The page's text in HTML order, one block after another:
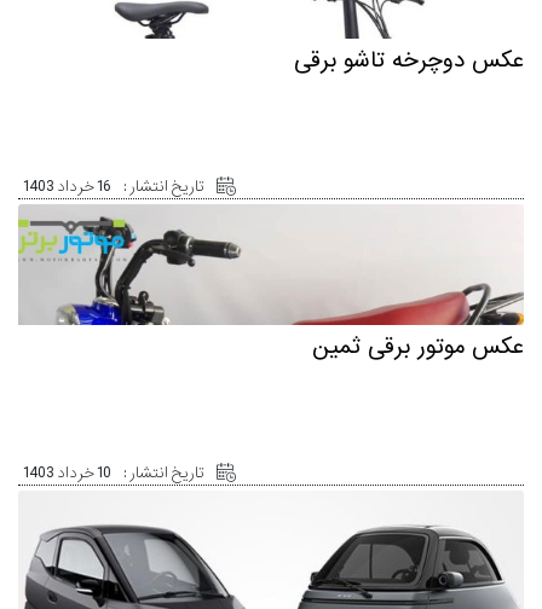
عکس دوچرخه تاشو برقی
تاریخ انتشار : 16 خرداد 1403
عکس موتور برقی ثمین
تاریخ انتشار : 10 خرداد 1403